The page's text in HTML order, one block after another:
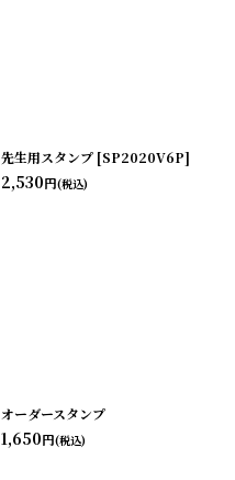
先生用スタンプ [SP2020V6P]
2,530円(税込)
オーダースタンプ
1,650円(税込)